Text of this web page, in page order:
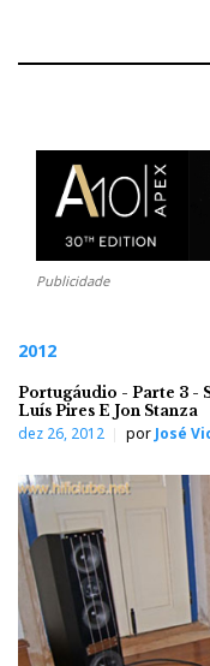
Publicidade
2012
Portugáudio - Parte 3 -
Luís Pires E Jon Stanza
dez 26, 2012 por José